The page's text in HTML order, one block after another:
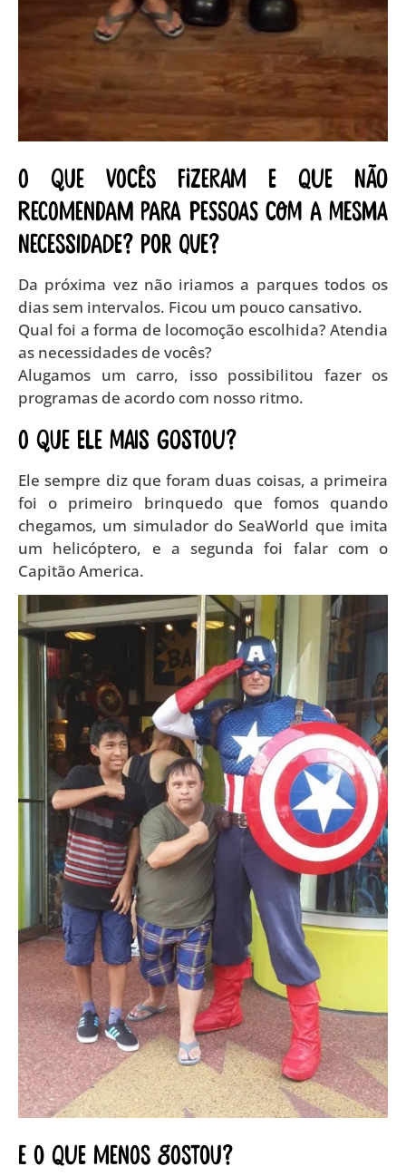
O que vocês fizeram e que não
recomendam para pessoas com a mesma
necessidade? Por que?
Da próxima vez não iriamos a parques todos os
dias sem intervalos. Ficou um pouco cansativo.
Qual foi a forma de locomoção escolhida? Atendia
as necessidades de vocês?
Alugamos um carro, isso possibilitou fazer os
programas de acordo com nosso ritmo.
O que ele mais gostou?
Ele sempre diz que foram duas coisas, a primeira
foi o primeiro brinquedo que fomos quando
chegamos, um simulador do SeaWorld que imita
um helicóptero, e a segunda foi falar com o
Capitão America.
E o que menos gostou?